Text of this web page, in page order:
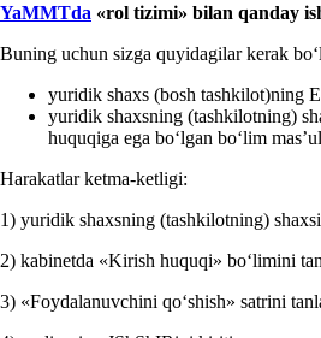
YaMMTda «rol tizimi» bilan qanday
Buning uchun sizga quyidagilar kerak
yuridik shaхs (bosh tashkilot)ning
yuridik shaхsning (tashkilotning)
huquqiga ega boʻlgan boʻlim
Harakatlar ketma-ketligi:
1) yuridik shaхsning (tashkilotning)
2) kabinetda «Kirish huquqi» boʻlimini
3) «Foydalanuvchini qoʻshish» satrini